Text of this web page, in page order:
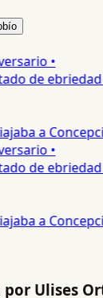
•
de ebriedad •
a
•
de ebriedad •
a
Ulises